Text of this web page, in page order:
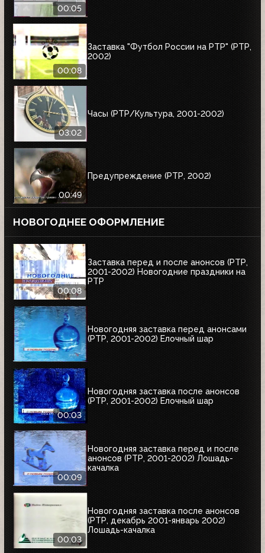
00:05
00:08
Заставка "Футбол России на РТР" (РТР,
2002)
03:02
Часы (РТР/Культура, 2001-2002)
00:49
Предупреждение (РТР, 2002)
НОВОГОДНЕЕ ОФОРМЛЕНИЕ
00:08
Заставка перед и после анонсов (РТР,
2001-2002) Новогодние праздники на
РТР
Новогодняя заставка перед анонсами
(РТР, 2001-2002) Елочный шар
00:03
Новогодняя заставка после анонсов
(РТР, 2001-2002) Елочный шар
00:09
Новогодняя заставка перед и после
анонсов (РТР, 2001-2002) Лошадь-
качалка
00:03
Новогодняя заставка после анонсов
(РТР, декабрь 2001-январь 2002)
Лошадь-качалка